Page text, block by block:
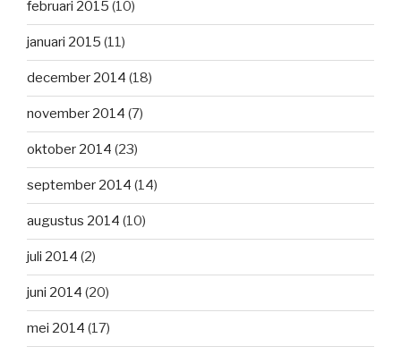
februari 2015 (10)
januari 2015 (11)
december 2014 (18)
november 2014 (7)
oktober 2014 (23)
september 2014 (14)
augustus 2014 (10)
juli 2014 (2)
juni 2014 (20)
mei 2014 (17)